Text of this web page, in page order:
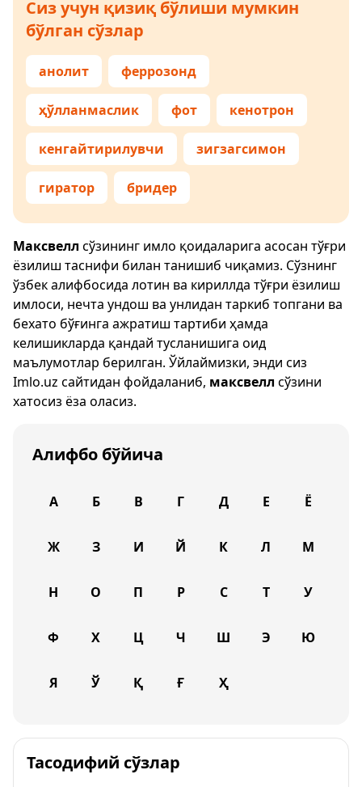
Сиз учун қизиқ бўлиши мумкин
бўлган сўзлар
анолит феррозонд
ҳўлланмаслик фот кенотрон
кенгайтирилувчи зигзагсимон
гиратор бридер
Максвелл сўзининг имло қоидаларига асосан тўғри
ёзилиш таснифи билан танишиб чиқамиз. Сўзнинг
ўзбек алифбосида лотин ва кириллда тўғри ёзилиш
имлоси, нечта ундош ва унлидан таркиб топгани ва
бехато бўғинга ажратиш тартиби ҳамда
келишикларда қандай тусланишига оид
маълумотлар берилган. Ўйлаймизки, энди сиз
Imlo.uz сайтидан фойдаланиб, максвелл сўзини
хатосиз ёза оласиз.
Алифбо бўйича
А Б В Г Д Е Ё
Ж З И Й К Л М
Н О П Р С Т У
Ф Х Ц Ч Ш Э Ю
Я Ў Қ Ғ Ҳ
Тасодифий сўзлар